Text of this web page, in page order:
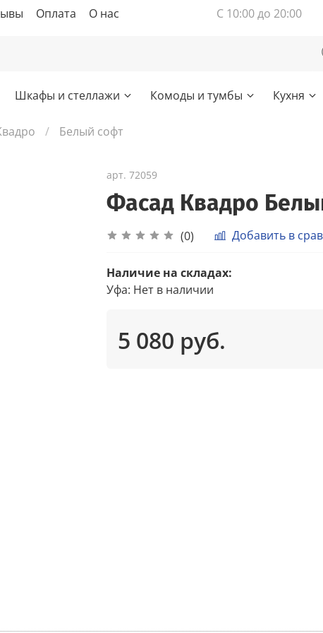
Оплата О нас С 10:00 до 20:00
Шкафы и стеллажи Комоды и тумбы Кухня
Белый софт
арт. 72059
Фасад Квадро
(0) Добавить в
Наличие на складах:
Уфа: Нет в наличии
5 080 руб.